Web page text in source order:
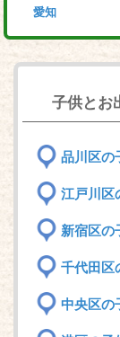
愛知
子供とお
品川区の
江戸川区
新宿区の
千代田区
中央区の